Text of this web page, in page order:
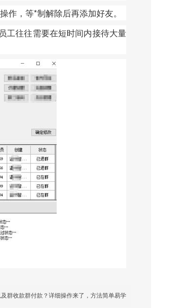
作，等*制解除后再添加好友。
工往往需要在短时间内接待大量
群收款群付款？详细操作来了，方法简单易学